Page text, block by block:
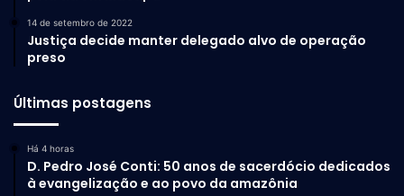
14 de setembro de 2022
Justiça decide manter delegado alvo de operação
preso
Últimas postagens
Há 4 horas
D. Pedro José Conti: 50 anos de sacerdócio dedicados
à evangelização e ao povo da amazônia